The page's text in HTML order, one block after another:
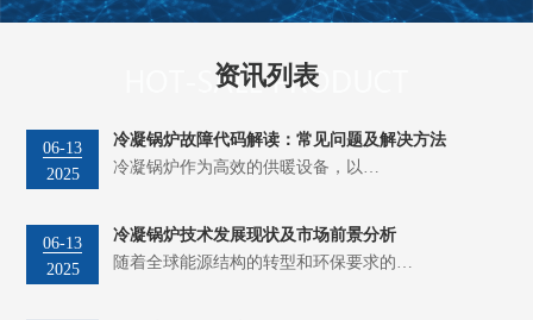
资讯列表
06-13
2025
冷凝锅炉故障代码解读：常见问题及解决方法
冷凝锅炉作为高效的供暖设备，以…
06-13
2025
冷凝锅炉技术发展现状及市场前景分析
随着全球能源结构的转型和环保要求的…